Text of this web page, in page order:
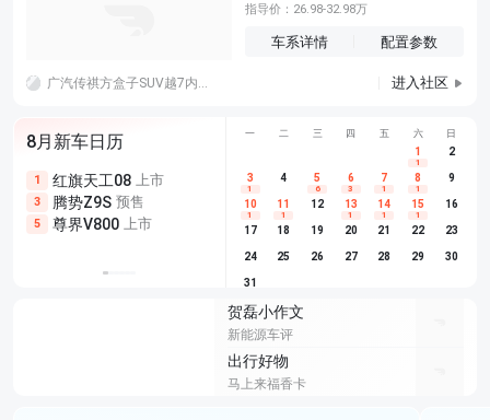
指导价：26.98-32.98万
车系详情 配置参数
广汽传祺方盒子SUV越7内饰公布：知名车评人盛赞近期国产车最好！估计也是没吃过啥细糠，太难了太难了…… 进入社区
8月新车日历
1 红旗天工08 上市
3 腾势Z9S 预售
5 尊界V800 上市
尊界V680 上市
享界G9 预售
别克至境L7 预售
埃安
长城H10
深蓝S05
一 二 三 四 五 六 日
1
1
2
3
1
4 5
6
6
3
7
1
8
1
9
10
1
11
1
12 13
1
14
1
15
1
16
17 18 19 20 21 22 23
24 25 26 27 28 29 30
31
贺磊小作文
新能源车评
出行好物
马上来福香卡